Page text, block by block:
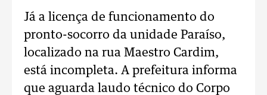
Já a licença de funcionamento do
pronto-socorro da unidade Paraíso,
localizado na rua Maestro Cardim,
está incompleta. A prefeitura informa
que aguarda laudo técnico do Corpo